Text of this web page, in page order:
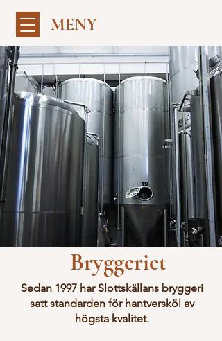
MENY
Bryggeriet
Sedan 1997 har Slottskällans bryggeri
satt standarden för hantversköl av
högsta kvalitet.